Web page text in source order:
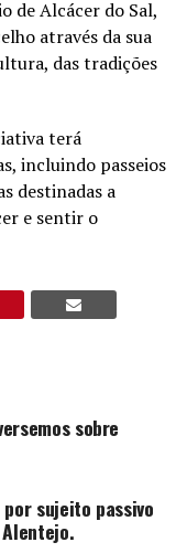
Alcácer do Sal,
através da sua
das tradições
terá
incluindo passeios
destinadas a
e sentir o
sobre
sujeito passivo